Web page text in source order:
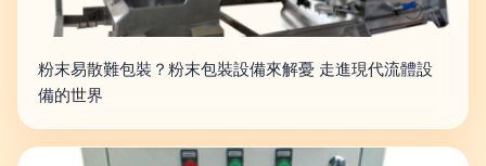
粉末易散難包裝？粉末包裝設備來解憂 走進現代流體設
備的世界